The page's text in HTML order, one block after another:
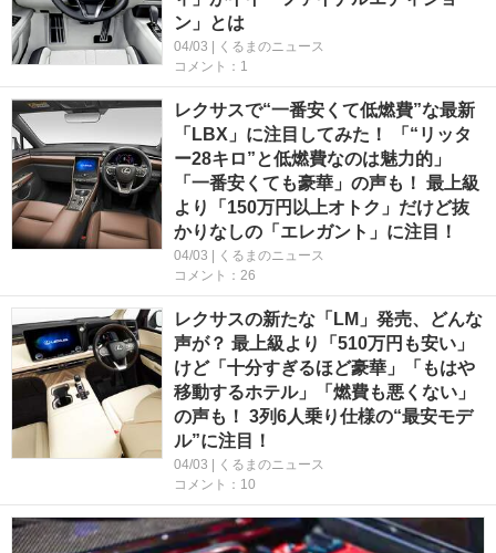
ン」とは
04/03 | くるまのニュース
コメント：1
レクサスで“一番安くて低燃費”な最新
「LBX」に注目してみた！ 「“リッタ
ー28キロ”と低燃費なのは魅力的」
「一番安くても豪華」の声も！ 最上級
より「150万円以上オトク」だけど抜
かりなしの「エレガント」に注目！
04/03 | くるまのニュース
コメント：26
レクサスの新たな「LM」発売、どんな
声が？ 最上級より「510万円も安い」
けど「十分すぎるほど豪華」「もはや
移動するホテル」「燃費も悪くない」
の声も！ 3列6人乗り仕様の“最安モデ
ル”に注目！
04/03 | くるまのニュース
コメント：10